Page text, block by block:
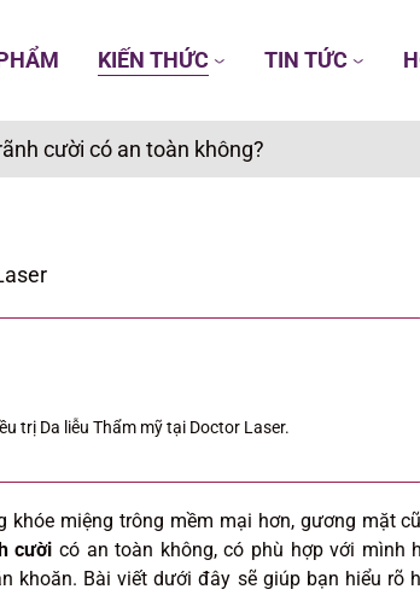
KIẾN THỨC TIN TỨC
cười có an toàn không?
trị Da liễu Thẩm mỹ tại Doctor Laser.
miệng trông mềm mại hơn, gương mặt
cười có an toàn không, có phù hợp với mình
khoăn. Bài viết dưới đây sẽ giúp bạn hiểu rõ